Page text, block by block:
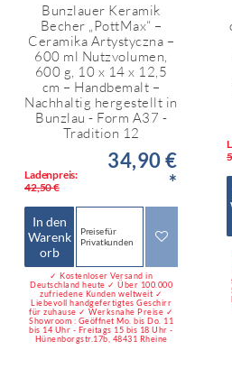
Bunzlauer Keramik
Becher „PottMax“ –
Ceramika Artystyczna –
600 ml Nutzvolumen,
600 g, 10 x 14 x 12,5
cm – Handbemalt –
Nachhaltig hergestellt in
Bunzlau - Form A37 -
Tradition 12
Ladenpreis:
42,50 €
34,90 €
*
In den
Warenk
orb
Preise für
Privatkunden
✓ Kostenloser Versand in
Deutschland heute ✓ Über 100.000
zufriedene Kunden weltweit ✓
Liebevoll handgefertigtes Geschirr
für zuhause ✓ Werksnahe Preise ✓
Showroom : Geöffnet Mo. bis Do. 11
bis 14 Uhr - Freitags 15 bis 18 Uhr -
Hünenborgstr.17b, 48431 Rheine